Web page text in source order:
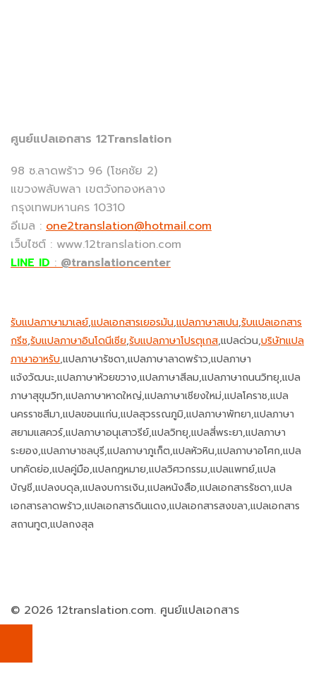
ศูนย์แปลเอกสาร 12Translation
98 ซ.ลาดพร้าว 96 (โชคชัย 2)
แขวงพลับพลา เขตวังทองหลาง
กรุงเทพมหานคร 10310
อีเมล : one2translation@hotmail.com
เว็บไซต์ : www.12translation.com
LINE ID : @translationcenter
รับแปลภาษามาเลย์,แปลเอกสารเยอรมัน,แปลภาษาสเปน,รับแปลเอกสาร
กรีซ,รับแปลภาษาอินโดนีเซีย,รับแปลภาษาโปรตุเกส,แปลด่วน,บริษัทแปล
ภาษาอาหรับ,แปลภาษารัชดา,แปลภาษาลาดพร้าว,แปลภาษา
แจ้งวัฒนะ,แปลภาษาห้วยขวาง,แปลภาษาสีลม,แปลภาษาถนนวิทยุ,แปล
ภาษาสุขุมวิท,แปลภาษาหาดใหญ่,แปลภาษาเชียงใหม่,แปลโคราช,แปล
นครราชสีมา,แปลขอนแก่น,แปลสุวรรณภูมิ,แปลภาษาพัทยา,แปลภาษา
สยามแสควร์,แปลภาษาอนุเสาวรีย์,แปลวิทยุ,แปลสี่พระยา,แปลภาษา
ระยอง,แปลภาษาชลบุรี,แปลภาษาภูเก็ต,แปลหัวหิน,แปลภาษาอโศก,แปล
บทคัดย่อ,แปลคู่มือ,แปลกฎหมาย,แปลวิศวกรรม,แปลแพทย์,แปล
บัญชี,แปลงบดุล,แปลงบการเงิน,แปลหนังสือ,แปลเอกสารรัชดา,แปล
เอกสารลาดพร้าว,แปลเอกสารดินแดง,แปลเอกสารสงขลา,แปลเอกสาร
สถานทูต,แปลกงสุล
© 2026 12translation.com. ศูนย์แปลเอกสาร